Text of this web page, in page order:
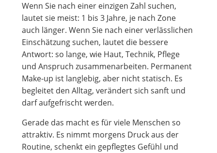
Wenn Sie nach einer einzigen Zahl suchen,
lautet sie meist: 1 bis 3 Jahre, je nach Zone
auch länger. Wenn Sie nach einer verlässlichen
Einschätzung suchen, lautet die bessere
Antwort: so lange, wie Haut, Technik, Pflege
und Anspruch zusammenarbeiten. Permanent
Make-up ist langlebig, aber nicht statisch. Es
begleitet den Alltag, verändert sich sanft und
darf aufgefrischt werden.
Gerade das macht es für viele Menschen so
attraktiv. Es nimmt morgens Druck aus der
Routine, schenkt ein gepflegtes Gefühl und